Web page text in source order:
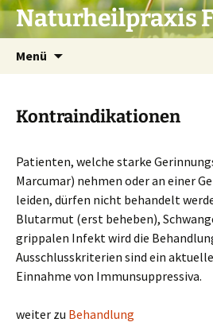
Zum
InhaltNaturheilpraxis
Menü
Kontraindikationen
Patienten, welche starke
Marcumar) nehmen oder an einer
leiden, dürfen nicht behandelt
Blutarmut (erst beheben),
grippalen Infekt wird die
Ausschlusskriterien sind ein
Einnahme von Immunsuppressiva.
weiter zu Behandlung